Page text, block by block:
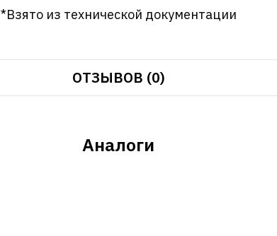
*Взято из технической документации
ОТЗЫВОВ (0)
Аналоги